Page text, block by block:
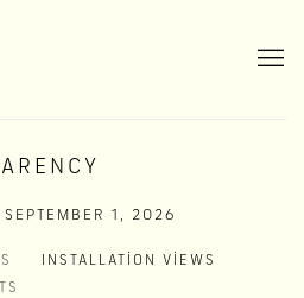
1, 2026
INSTALLATION VIEWS